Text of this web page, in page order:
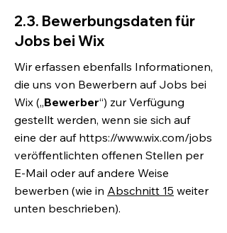
2.3. Bewerbungsdaten für
Jobs bei Wix
Wir erfassen ebenfalls Informationen,
die uns von Bewerbern auf Jobs bei
Wix („Bewerber“) zur Verfügung
gestellt werden, wenn sie sich auf
eine der auf https://www.wix.com/jobs
veröffentlichten offenen Stellen per
E-Mail oder auf andere Weise
bewerben (wie in Abschnitt 15 weiter
unten beschrieben).